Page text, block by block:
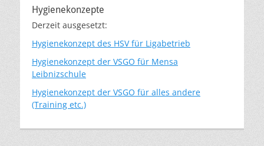
Hygienekonzepte
Derzeit ausgesetzt:
Hygienekonzept des HSV für Ligabetrieb
Hygienekonzept der VSGO für Mensa
Leibnizschule
Hygienekonzept der VSGO für alles andere
(Training etc.)